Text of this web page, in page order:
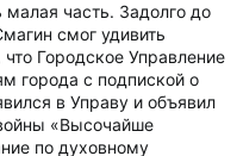
часть. Задолго до
смог удивить
Городское Управление
города с подпиской о
в Управу и объявил
«Высочайше
по духовному